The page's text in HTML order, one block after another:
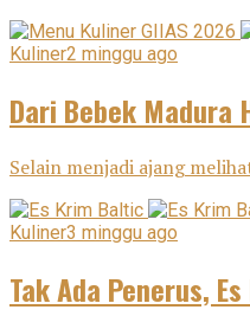
Kuliner2 minggu ago
Dari Bebek Madura
Selain menjadi ajang
Kuliner3 minggu ago
Tak Ada Penerus,